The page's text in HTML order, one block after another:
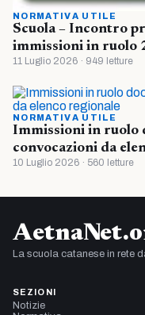
NORMATIVA UTILE
Scuola – Incontro
immissioni in ruolo
11 Luglio 2026 · 949 letture
NORMATIVA UTILE
Immissioni in ruolo
convocazioni da
10 Luglio 2026 · 560 letture
La scuola catanese in rete
SEZIONI
Notizie